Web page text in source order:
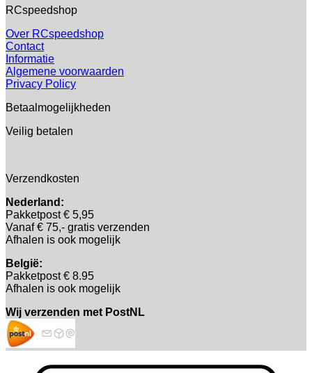
RCspeedshop
Over RCspeedshop
Contact
Informatie
Algemene voorwaarden
Privacy Policy
Betaalmogelijkheden
Veilig betalen
Verzendkosten
Nederland:
Pakketpost € 5,95
Vanaf € 75,- gratis verzenden
Afhalen is ook mogelijk
België:
Pakketpost € 8.95
Afhalen is ook mogelijk
Wij verzenden met PostNL